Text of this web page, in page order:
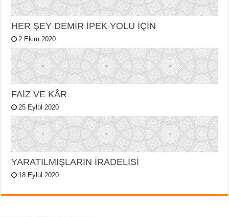
HER ŞEY DEMİR İPEK YOLU İÇİN
2 Ekim 2020
FAİZ VE KÂR
25 Eylül 2020
YARATILMIŞLARIN İRADELİSİ
18 Eylül 2020